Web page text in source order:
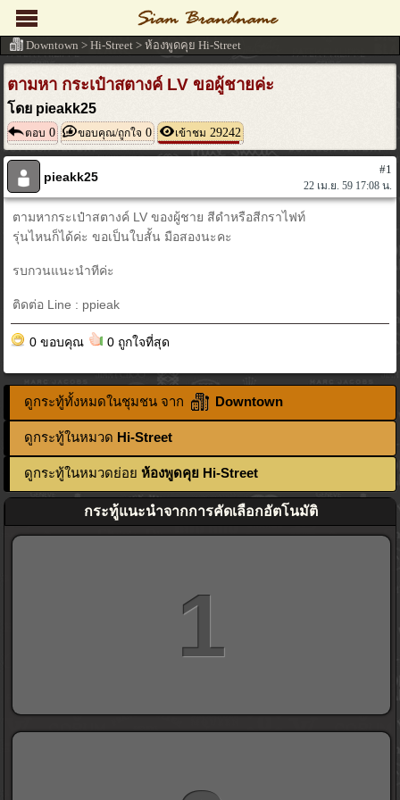
ตามหา กระเป๋าสตางค์ LV ขอผู้ชายค่ะ
โดย pieakk25
ตอบ 0 ขอบคุณ/ถูกใจ 0 เข้าชม 29242
pieakk25
#1
22 เม.ย. 59 17:08 น.
ตามหากระเป๋าสตางค์ LV ของผู้ชาย สีดำหรือสีกราไฟท์
รุ่นไหนก็ได้ค่ะ ขอเป็นใบสั้น มือสองนะคะ
รบกวนแนะนำทีค่ะ
ติดต่อ Line : ppieak
0 ขอบคุณ 0 ถูกใจที่สุด
ดูกระทู้ทั้งหมดในชุมชน จาก Downtown
ดูกระทู้ในหมวด Hi-Street
ดูกระทู้ในหมวดย่อยห้องพูดคุย Hi-Street
กระทู้แนะนำจากการคัดเลือกอัตโนมัติ
1
Downtown > Hi-Street > ห้องพูดคุย Hi-Street